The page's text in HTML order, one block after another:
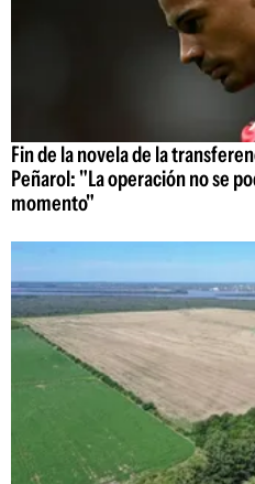
Fin de la novela de la
Peñarol: "La operación no se
momento"